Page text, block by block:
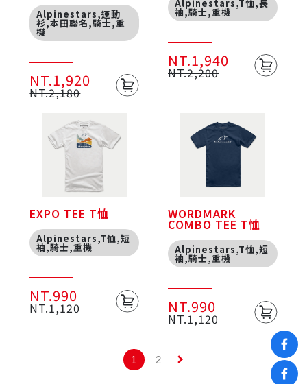
Alpinestars,運動
衫,本田聯名,騎士,重
機
NT.2,180
NT.1,920
Alpinestars,T恤,長
袖,騎士,重機
NT.2,200
NT.1,940
EXPO TEE T恤
Alpinestars,T恤,短
袖,騎士,重機
NT.1,120
NT.990
WORDMARK
COMBO TEE T恤
Alpinestars,T恤,短
袖,騎士,重機
NT.1,120
NT.990
1 2 keyboard_arrow_right